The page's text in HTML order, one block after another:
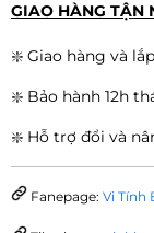
GIAO HÀNG TẬN
❇️ Giao hàng và
❇️ Bảo hành 12h
❇️ Hỗ trợ đổi và
Fanepage: Vi Tính